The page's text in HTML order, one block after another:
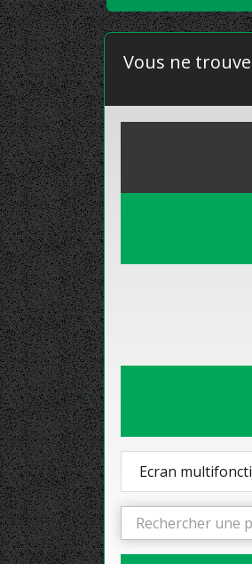
Vous ne
Ecran